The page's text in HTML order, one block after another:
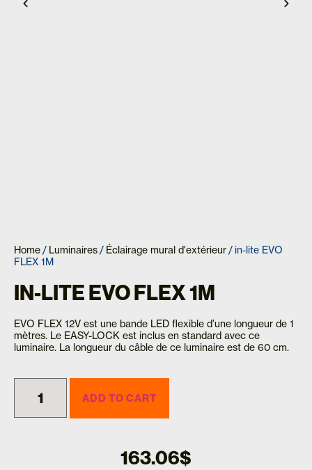
Home/ Luminaires/ Éclairage mural d'extérieur/ in-lite EVO
FLEX 1M
IN-LITE EVO FLEX 1M
EVO FLEX 12V est une bande LED flexible d’une longueur de 1
mètres. Le EASY-LOCK est inclus en standard avec ce
luminaire. La longueur du câble de ce luminaire est de 60 cm.
ADD TO CART
163.06$